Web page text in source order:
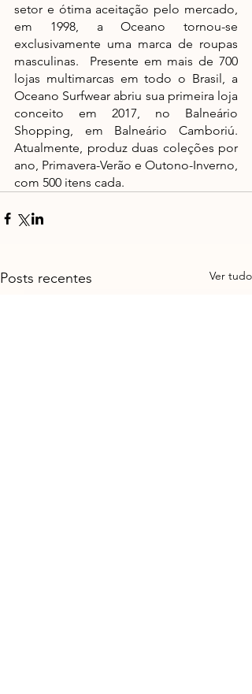
setor e ótima aceitação pelo mercado,
em 1998, a Oceano tornou-se
exclusivamente uma marca de roupas
masculinas.  Presente em mais de 700
lojas multimarcas em todo o Brasil, a
Oceano Surfwear abriu sua primeira loja
conceito em 2017, no Balneário
Shopping, em Balneário Camboriú.
Atualmente, produz duas coleções por
ano, Primavera-Verão e Outono-Inverno,
com 500 itens cada.
Posts recentes Ver tudo